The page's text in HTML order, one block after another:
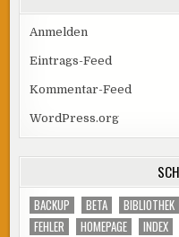
Anmelden
Eintrags-Feed
Kommentar-Feed
WordPress.org
BACKUP BETA BIBLIOTHEK
FEHLER
HOMEPAGE INDEX